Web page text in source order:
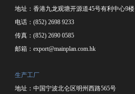
地址：香港九龙观塘开源道45号有利中心9楼
电话：(852) 2698 9233
传真：(852) 2690 0585
邮箱：export@mainplan.com.hk
生产工厂
地址：中国宁波北仑区明州西路565号